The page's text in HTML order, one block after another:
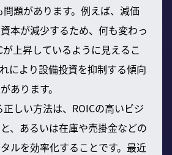
問題があります。例えば、減価
本が減少するため、何も変わっ
上昇しているように見えるこ
により設備投資を抑制する傾向
あります。
しい方法は、ROICの高いビジ
、あるいは在庫や売掛金などの
ルを効率化することです。最近